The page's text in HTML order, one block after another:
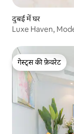
दुबई में घर
Luxe Haven,
गेस्ट्स की फ़ेवरेट
गेस्ट्स की फ़ेवरेट